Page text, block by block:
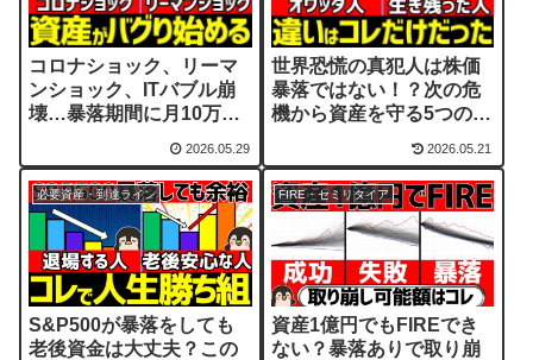
コロナショック、リーマ
ンショック、ITバブル崩
壊…暴落期間に月10万積
2026.05.29
世界恐慌の真犯人は株価
暴落ではない！？次の危
機から資産を守る5つの教
2026.05.21
必要資産・到達ライン
S&P500が暴落をしても
老後資金は大丈夫？この
FIRE・セミリタイア
資産1億円でもFIREでき
ない？暴落ありで取り崩